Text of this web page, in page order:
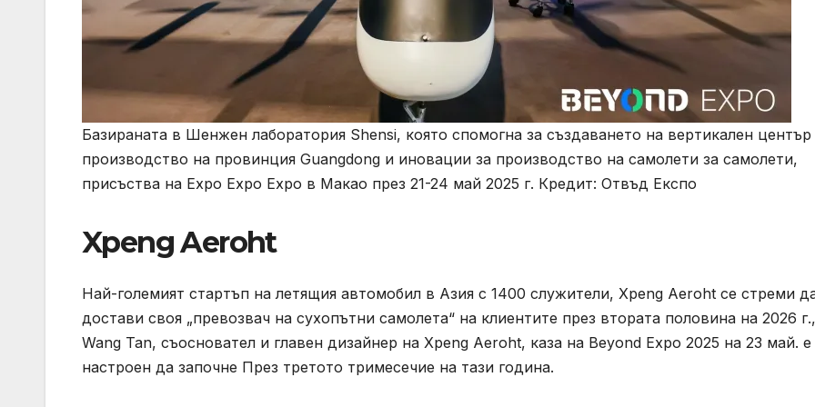
Базираната в Шенжен лаборатория Shensi, която спомогна за създаването на вертикален център
производство на провинция Guangdong и иновации за производство на самолети за самолети,
присъства на Expo Expo Expo в Макао през 21-24 май 2025 г. Кредит: Отвъд Експо
Xpeng Aeroht
Най-големият стартъп на летящия автомобил в Азия с 1400 служители, Xpeng Aeroht се стреми
достави своя „превозвач на сухопътни самолета“ на клиентите през втората половина на 2026 г.,
Wang Tan, съосновател и главен дизайнер на Xpeng Aeroht, каза на Beyond Expo 2025 на 23 май. е
настроен да започне През третото тримесечие на тази година.